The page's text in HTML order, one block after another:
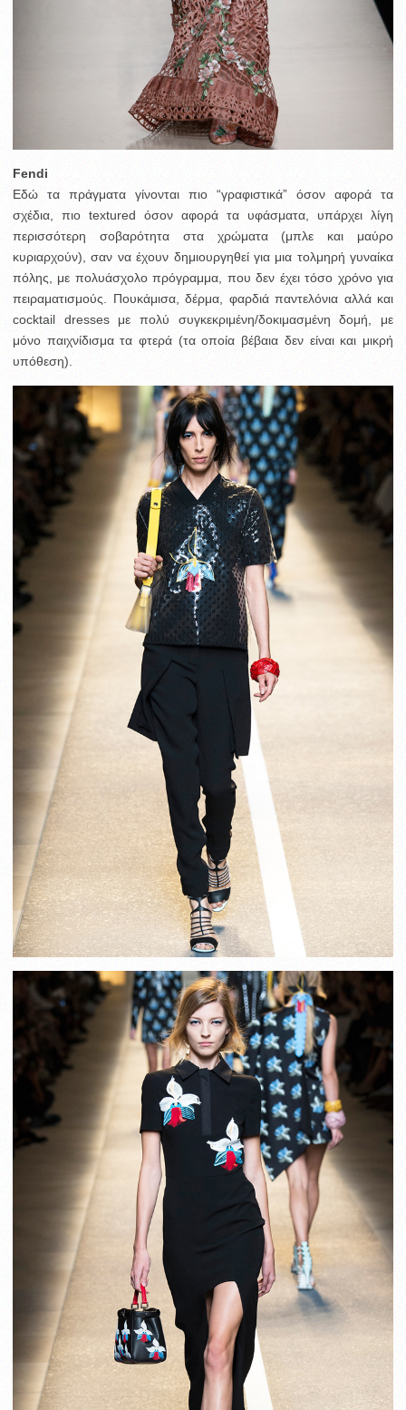
Fendi
Eδώ τα πράγματα γίνονται πιο “γραφιστικά” όσον αφορά τα
σχέδια, πιο textured όσον αφορά τα υφάσματα, υπάρχει λίγη
περισσότερη σοβαρότητα στα χρώματα (μπλε και μαύρο
κυριαρχούν), σαν να έχουν δημιουργηθεί για μια τολμηρή γυναίκα
πόλης, με πολυάσχολο πρόγραμμα, που δεν έχει τόσο χρόνο για
πειραματισμούς. Πουκάμισα, δέρμα, φαρδιά παντελόνια αλλά και
cocktail dresses με πολύ συγκεκριμένη/δοκιμασμένη δομή, με
μόνο παιχνίδισμα τα φτερά (τα οποία βέβαια δεν είναι και μικρή
υπόθεση).